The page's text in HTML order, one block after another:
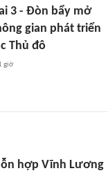
3 - Đòn bẩy mở
gian phát triển
Thủ đô
giờ
hợp Vĩnh Lương